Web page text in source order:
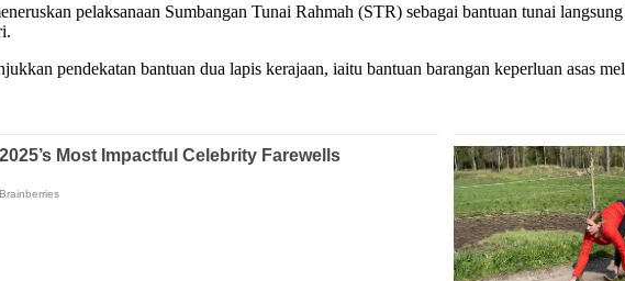
pelaksanaan Sumbangan Tunai Rahmah (STR) sebagai bantuan tunai
pendekatan bantuan dua lapis kerajaan, iaitu bantuan barangan keperluan asas